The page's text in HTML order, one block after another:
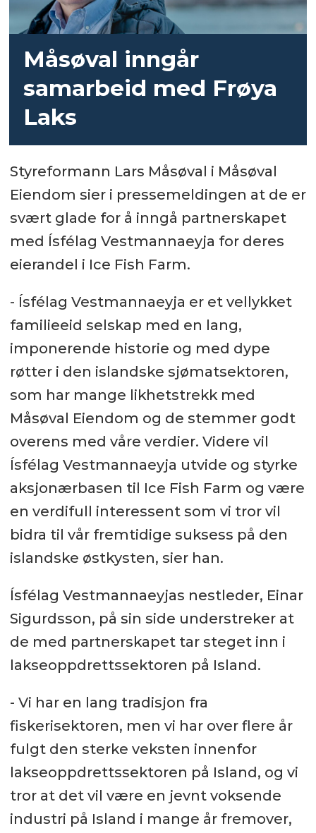
Måsøval inngår
samarbeid med Frøya
Laks
Styreformann Lars Måsøval i Måsøval
Eiendom sier i pressemeldingen at de er
svært glade for å inngå partnerskapet
med Ísfélag Vestmannaeyja for deres
eierandel i Ice Fish Farm.
- Ísfélag Vestmannaeyja er et vellykket
familieeid selskap med en lang,
imponerende historie og med dype
røtter i den islandske sjømatsektoren,
som har mange likhetstrekk med
Måsøval Eiendom og de stemmer godt
overens med våre verdier. Videre vil
Ísfélag Vestmannaeyja utvide og styrke
aksjonærbasen til Ice Fish Farm og være
en verdifull interessent som vi tror vil
bidra til vår fremtidige suksess på den
islandske østkysten, sier han.
Ísfélag Vestmannaeyjas nestleder, Einar
Sigurdsson, på sin side understreker at
de med partnerskapet tar steget inn i
lakseoppdrettssektoren på Island.
- Vi har en lang tradisjon fra
fiskerisektoren, men vi har over flere år
fulgt den sterke veksten innenfor
lakseoppdrettssektoren på Island, og vi
tror at det vil være en jevnt voksende
industri på Island i mange år fremover,